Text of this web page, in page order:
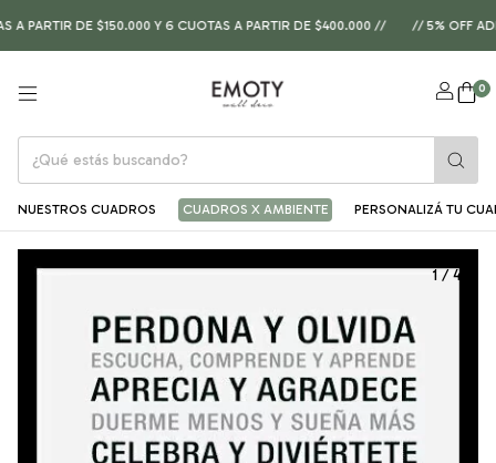
DE $150.000 Y 6 CUOTAS A PARTIR DE $400.000 // // 5% OFF
0
NUESTROS CUADROS CUADROS X AMBIENTE PERSONALIZÁ TU
1/4